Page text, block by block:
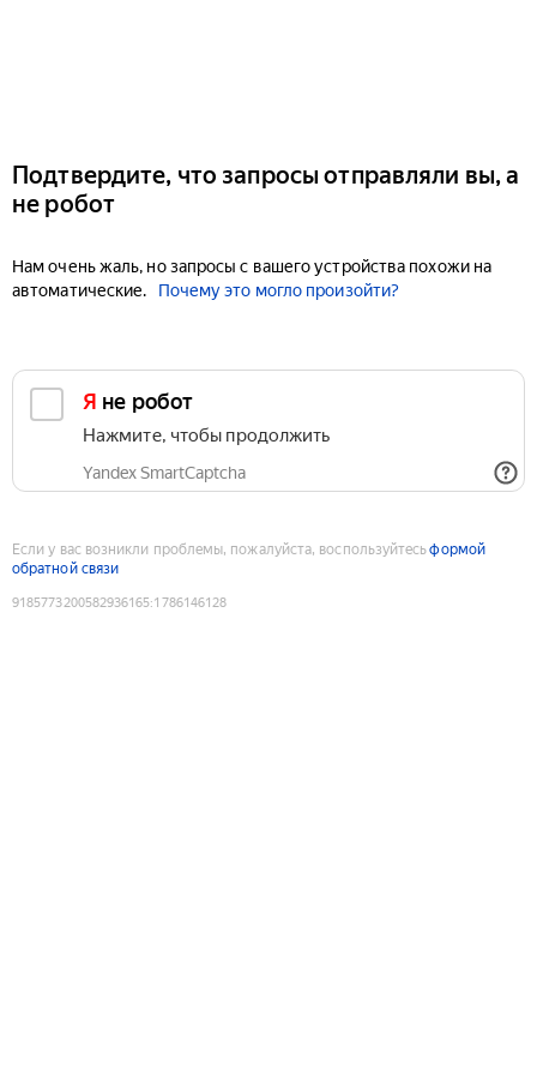
Подтвердите, что запросы отправляли вы, а
не робот
Нам очень жаль, но запросы с вашего устройства похожи на
автоматические.
Почему это могло произойти?
Я не робот
Нажмите, чтобы продолжить
Yandex SmartCaptcha
Если у вас возникли проблемы, пожалуйста, воспользуйтесьформой
обратной связи
9185773200582936165:1786146128